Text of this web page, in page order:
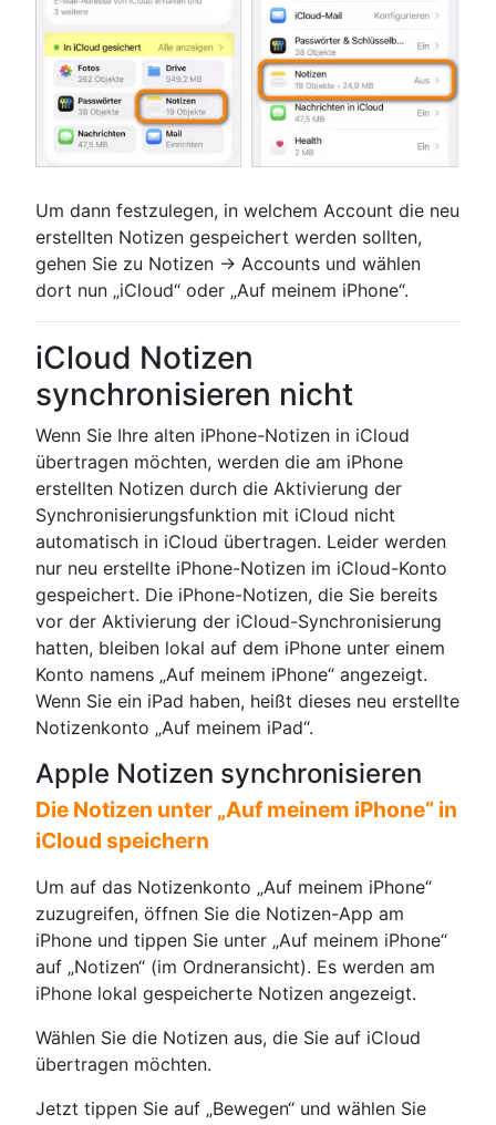
Um dann festzulegen, in welchem Account die neu
erstellten Notizen gespeichert werden sollten,
gehen Sie zu Notizen → Accounts und wählen
dort nun „iCloud“ oder „Auf meinem iPhone“.
iCloud Notizen
synchronisieren nicht
Wenn Sie Ihre alten iPhone-Notizen in iCloud
übertragen möchten, werden die am iPhone
erstellten Notizen durch die Aktivierung der
Synchronisierungsfunktion mit iCloud nicht
automatisch in iCloud übertragen. Leider werden
nur neu erstellte iPhone-Notizen im iCloud-Konto
gespeichert. Die iPhone-Notizen, die Sie bereits
vor der Aktivierung der iCloud-Synchronisierung
hatten, bleiben lokal auf dem iPhone unter einem
Konto namens „Auf meinem iPhone“ angezeigt.
Wenn Sie ein iPad haben, heißt dieses neu erstellte
Notizenkonto „Auf meinem iPad“.
Apple Notizen synchronisieren
Die Notizen unter „Auf meinem iPhone“ in
iCloud speichern
Um auf das Notizenkonto „Auf meinem iPhone“
zuzugreifen, öffnen Sie die Notizen-App am
iPhone und tippen Sie unter „Auf meinem iPhone“
auf „Notizen“ (im Ordneransicht). Es werden am
iPhone lokal gespeicherte Notizen angezeigt.
Wählen Sie die Notizen aus, die Sie auf iCloud
übertragen möchten.
Jetzt tippen Sie auf „Bewegen“ und wählen Sie